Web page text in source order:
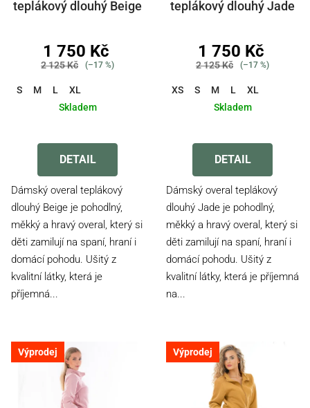
teplákový dlouhý Beige
1 750 Kč
2 125 Kč (–17 %)
S M L
XL
Skladem
hodnocení
produktu
3,3
5
hvězdiček.
DETAIL
Dámský overal teplákový
dlouhý Beige je pohodlný,
měkký a hravý overal, který si
děti zamilují na spaní, hraní i
domácí pohodu. Ušitý z
kvalitní látky, která je
příjemná...
teplákový dlouhý Jade
1 750 Kč
2 125 Kč (–17 %)
XS S M L
XL
Skladem
hodnocení
produktu
3,6
5
hvězdiček.
DETAIL
Dámský overal teplákový
dlouhý Jade je pohodlný,
měkký a hravý overal, který si
děti zamilují na spaní, hraní i
domácí pohodu. Ušitý z
kvalitní látky, která je příjemná
na...
Výprodej Výprodej